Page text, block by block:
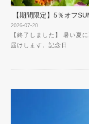
【期間限定】5％オフ
2026-07-20
【終了しました】 暑い夏
届けします。記念日